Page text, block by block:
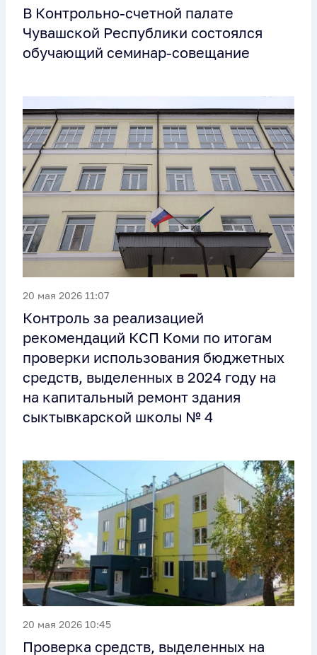
В Контрольно-счетной палате
Чувашской Республики состоялся
обучающий семинар-совещание
20 мая 2026 11:07
Контроль за реализацией
рекомендаций КСП Коми по итогам
проверки использования бюджетных
средств, выделенных в 2024 году на
на капитальный ремонт здания
сыктывкарской школы № 4
20 мая 2026 10:45
Проверка средств, выделенных на